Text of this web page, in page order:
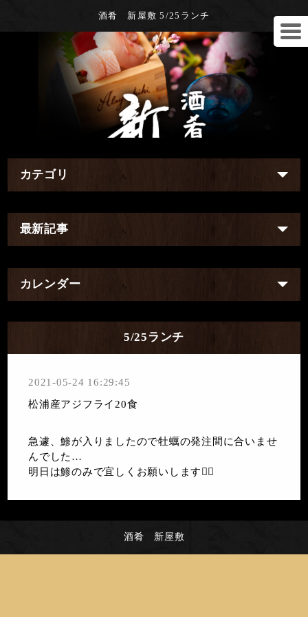
酒肴 新屋敷 5/25ランチ
カテゴリ
最新記事
カレンダー
5/25ランチ
2021-05-24 16:29:45
松浦産アジフライ20食
急遽、鯵が入りましたので牡蠣の発注間に合いませ
んでした…
明日は鯵のみで宜しくお願いします🙇‍♂️
酒肴 新屋敷